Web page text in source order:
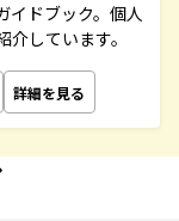
イドブック。個人
しています。
詳細を見る